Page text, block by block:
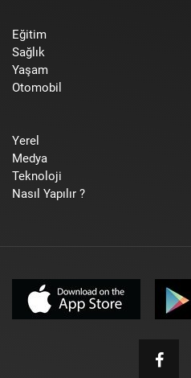
Eğitim
Sağlık
Yaşam
Otomobil
Yerel
Medya
Teknoloji
Nasıl Yapılır ?